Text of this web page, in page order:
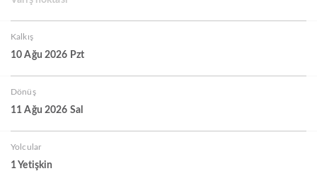
Kalkış
10 Ağu 2026 Pzt
Dönüş
11 Ağu 2026 Sal
Yolcular
1 Yetişkin